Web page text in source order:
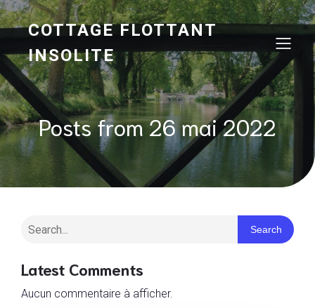
COTTAGE FLOTTANT
INSOLITE
Posts from 26 mai 2022
Search
Latest Comments
Aucun commentaire à afficher.